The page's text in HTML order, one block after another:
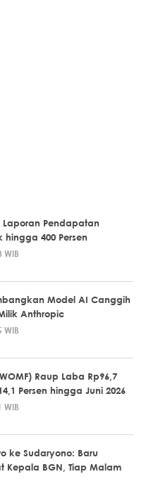
Laporan Pendapatan
400 Persen
WIB
Model AI Canggih
Anthropic
WIB
Raup Laba Rp96,7
Persen hingga Juni 2026
WIB
ke Sudaryono: Baru
Kepala BGN, Tiap Malam